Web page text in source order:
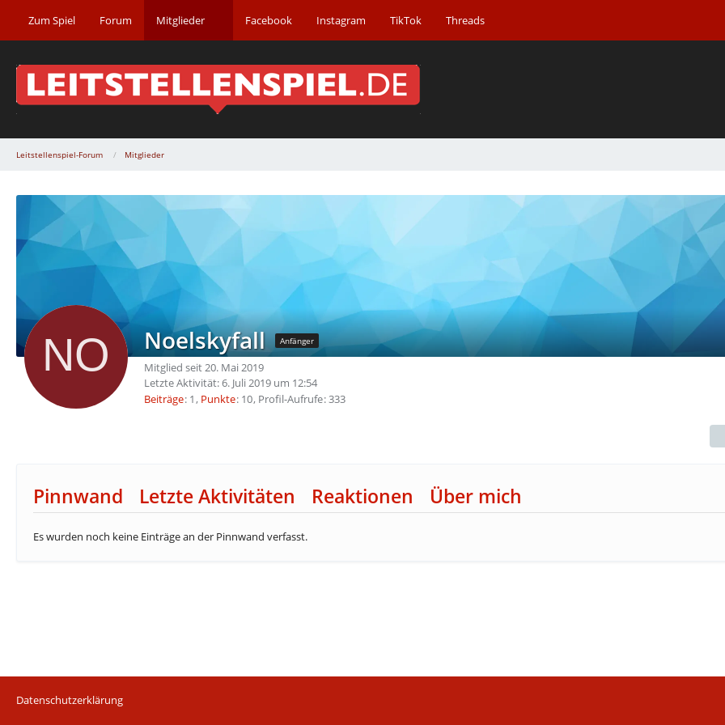
Zum Spiel Forum Mitglieder Facebook Instagram TikTok Threads
Leitstellenspiel-Forum Mitglieder
Noelskyfall Anfänger
Mitglied seit 20. Mai 2019
Letzte Aktivität:6. Juli 2019 um 12:54
Beiträge 1 Punkte 10 Profil-Aufrufe 333
Pinnwand Letzte Aktivitäten Reaktionen Über mich
Es wurden noch keine Einträge an der Pinnwand verfasst.
Datenschutzerklärung